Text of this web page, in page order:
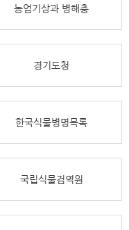
농업기상과 병해충
경기도청
한국식물병명목록
국립식물검역원